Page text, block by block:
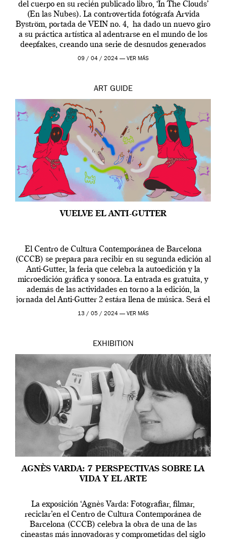
del cuerpo en su recién publicado libro, ‘In The Clouds’
(En las Nubes). La controvertida fotógrafa Arvida
Byström, portada de VEIN no. 4, ha dado un nuevo giro
a su práctica artística al adentrarse en el mundo de los
deepfakes, creando una serie de desnudos generados
por […]
09 / 04 / 2024 — VER MÁS
ART GUIDE
VUELVE EL ANTI-GUTTER
El Centro de Cultura Contemporánea de Barcelona
(CCCB) se prepara para recibir en su segunda edición al
Anti-Gutter, la feria que celebra la autoedición y la
microedición gráfica y sonora. La entrada es gratuita, y
además de las actividades en torno a la edición, la
jornada del Anti-Gutter 2 estára llena de música. Será el
[…]
13 / 05 / 2024 — VER MÁS
EXHIBITION
AGNÈS VARDA: 7 PERSPECTIVAS SOBRE LA
VIDA Y EL ARTE
La exposición ‘Agnès Varda: Fotografiar, filmar,
reciclar’en el Centro de Cultura Contemporánea de
Barcelona (CCCB) celebra la obra de una de las
cineastas más innovadoras y comprometidas del siglo